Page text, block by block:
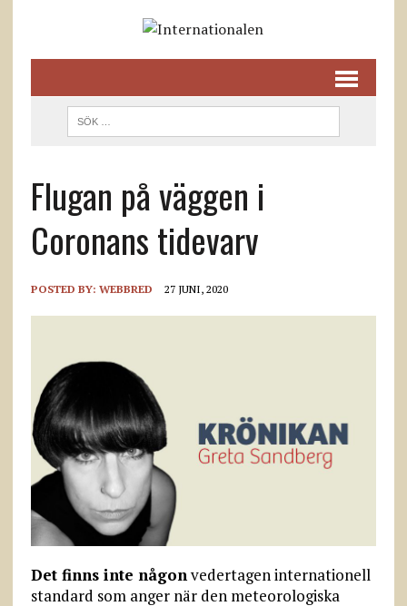
Flugan på väggen i
Coronans tidevarv
POSTED BY: WEBBRED 27 JUNI, 2020
Det finns inte någonvedertagen internationell
standard som anger när den meteorologiska